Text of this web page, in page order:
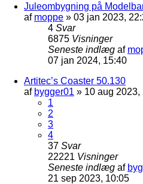
Juleombygning på
af moppe » 03 jan 2023,
4 Svar
6875 Visninger
Seneste indlæg af
07 jan 2024, 15:40
Artitec’s Coaster 50.130
af bygger01 » 10 aug 2023,
1
2
3
4
37 Svar
22221 Visninger
Seneste indlæg af
21 sep 2023, 10:05